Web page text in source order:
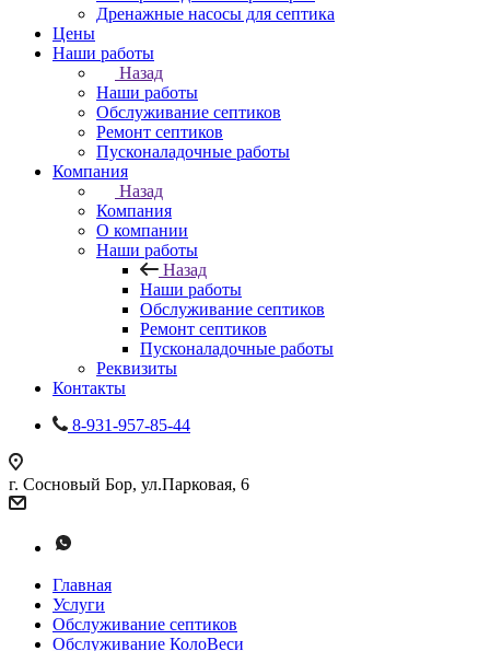
Дренажные насосы для септика
Цены
Наши работы
Назад
Наши работы
Обслуживание септиков
Ремонт септиков
Пусконаладочные работы
Компания
Назад
Компания
О компании
Наши работы
Назад
Наши работы
Обслуживание септиков
Ремонт септиков
Пусконаладочные работы
Реквизиты
Контакты
8-931-957-85-44
г. Сосновый Бор, ул.Парковая, 6
Главная
Услуги
Обслуживание септиков
Обслуживание КолоВеси